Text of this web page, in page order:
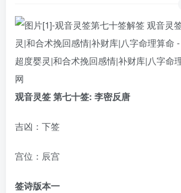
观音灵签 第七十签: 李密反唐
吉凶：下签
宫位：辰宫
签诗版本一